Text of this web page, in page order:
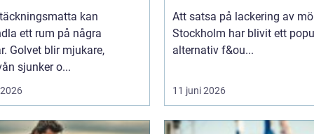
kan
ett rum på några
Golvet blir mjukare,
sjunker o...
möbellackering
Att satsa på lackering av
Stockholm har blivit ett
alternativ f&ou...
11 juni 2026